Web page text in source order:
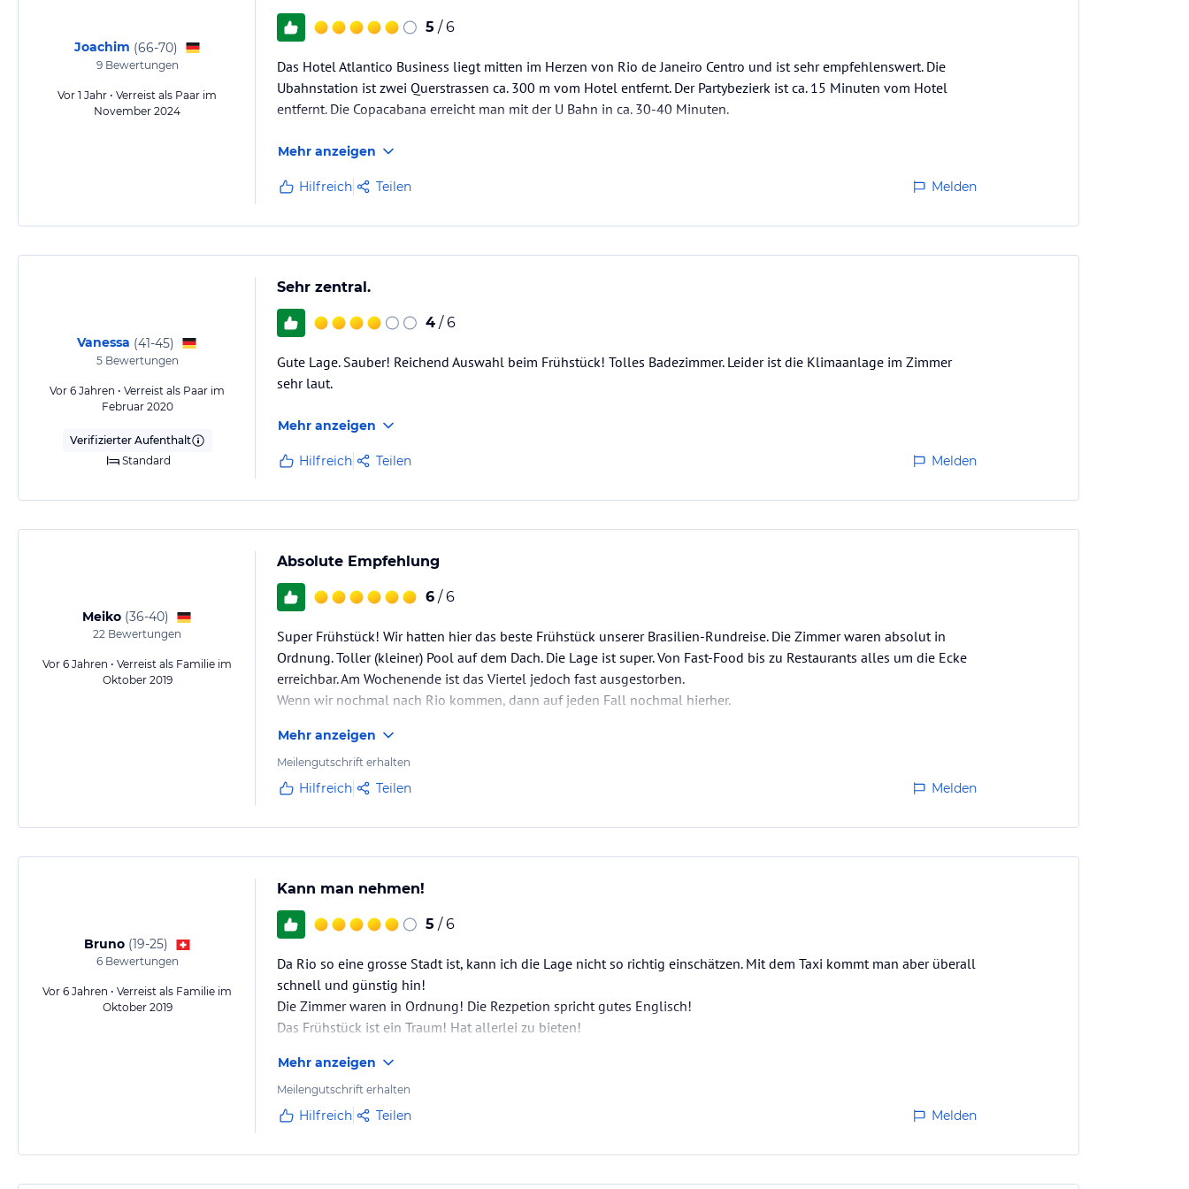
Joachim (66-70)
9Bewertungen
Vor 1 Jahr • Verreist als Paar im
November 2024
5 / 6
Das Hotel Atlantico Business liegt mitten im Herzen von Rio de Janeiro Centro und ist sehr empfehlenswert. Die
Ubahnstation ist zwei Querstrassen ca. 300 m vom Hotel entfernt. Der Partybezierk ist ca. 15 Minuten vom Hotel
entfernt. Die Copacabana erreicht man mit der U Bahn in ca. 30-40 Minuten.
Mehr anzeigen
Hilfreich Teilen Melden
Vanessa (41-45)
5Bewertungen
Vor 6 Jahren • Verreist als Paar im
Februar 2020
Verifizierter Aufenthalt
Standard
Sehr zentral.
4 / 6
Gute Lage. Sauber! Reichend Auswahl beim Frühstück! Tolles Badezimmer. Leider ist die Klimaanlage im Zimmer
sehr laut.
Mehr anzeigen
Hilfreich Teilen Melden
Meiko (36-40)
22 Bewertungen
Vor 6 Jahren • Verreist als Familie im
Oktober 2019
Absolute Empfehlung
6 / 6
Super Frühstück! Wir hatten hier das beste Frühstück unserer Brasilien-Rundreise. Die Zimmer waren absolut in
Ordnung. Toller (kleiner) Pool auf dem Dach. Die Lage ist super. Von Fast-Food bis zu Restaurants alles um die Ecke
erreichbar. Am Wochenende ist das Viertel jedoch fast ausgestorben.
Wenn wir nochmal nach Rio kommen, dann auf jeden Fall nochmal hierher.
Mehr anzeigen
Meilengutschrift erhalten
Hilfreich Teilen Melden
Bruno (19-25)
6Bewertungen
Vor 6 Jahren • Verreist als Familie im
Oktober 2019
Kann man nehmen!
5 / 6
Da Rio so eine grosse Stadt ist, kann ich die Lage nicht so richtig einschätzen. Mit dem Taxi kommt man aber überall
schnell und günstig hin!
Die Zimmer waren in Ordnung! Die Rezpetion spricht gutes Englisch!
Das Frühstück ist ein Traum! Hat allerlei zu bieten!
Mehr anzeigen
Meilengutschrift erhalten
Hilfreich Teilen Melden